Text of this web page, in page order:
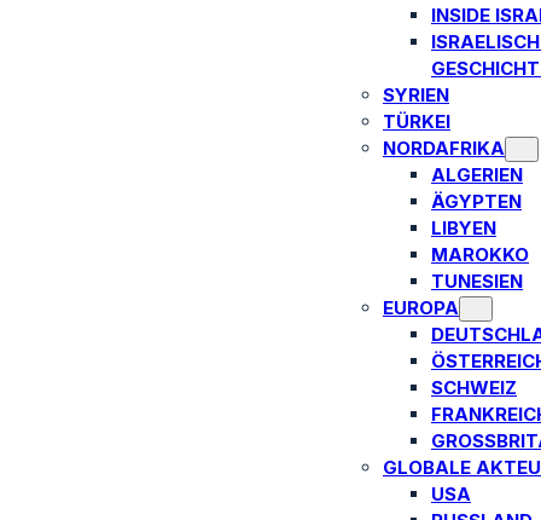
INSIDE
SYRIEN
TÜRKEI
NORDAFRIKA
ALGERIEN
ÄGYPTEN
LIBYEN
MAROKKO
TUNESIEN
EUROPA
SCHWEIZ
GLOBALE
USA